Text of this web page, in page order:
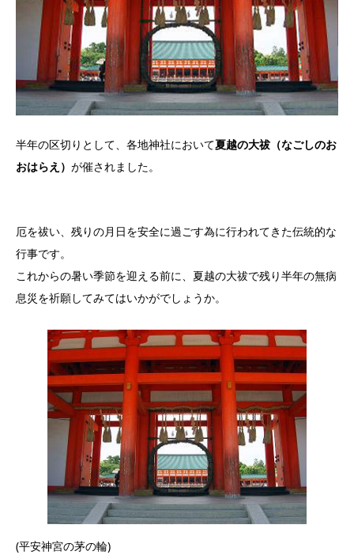
半年の区切りとして、各地神社において夏越の大祓（なごしのお
おはらえ） が催されました。
厄を祓い、残りの月日を安全に過ごす為に行われてきた伝統的な
行事です。
これからの暑い季節を迎える前に、夏越の大祓で残り半年の無病
息災を祈願してみてはいかがでしょうか。
(平安神宮の茅の輪)